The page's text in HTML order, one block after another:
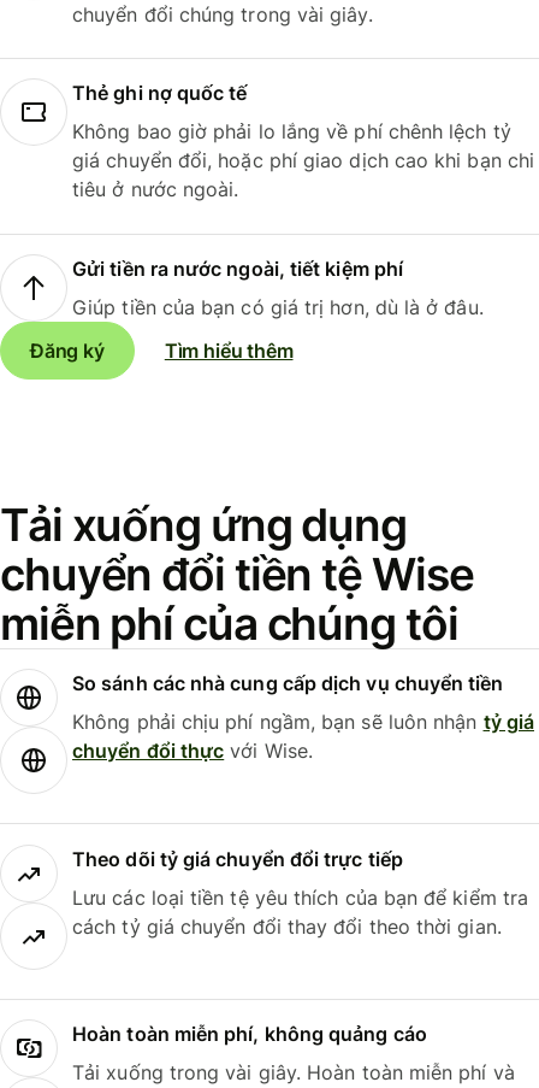
chuyển đổi chúng trong vài giây.
Thẻ ghi nợ quốc tế
Không bao giờ phải lo lắng về phí chênh lệch tỷ
giá chuyển đổi, hoặc phí giao dịch cao khi bạn chi
tiêu ở nước ngoài.
Gửi tiền ra nước ngoài, tiết kiệm phí
Giúp tiền của bạn có giá trị hơn, dù là ở đâu.
Đăng ký
Tìm hiểu thêm
Tải xuống ứng dụng
chuyển đổi tiền tệ Wise
miễn phí của chúng tôi
So sánh các nhà cung cấp dịch vụ chuyển tiền
Không phải chịu phí ngầm, bạn sẽ luôn nhận tỷ giá
chuyển đổi thực với Wise.
Theo dõi tỷ giá chuyển đổi trực tiếp
Lưu các loại tiền tệ yêu thích của bạn để kiểm tra
cách tỷ giá chuyển đổi thay đổi theo thời gian.
Hoàn toàn miễn phí, không quảng cáo
Tải xuống trong vài giây. Hoàn toàn miễn phí và